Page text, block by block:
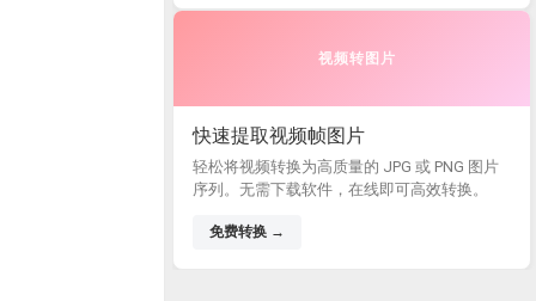
视频转图片
快速提取视频帧图片
轻松将视频转换为高质量的 JPG 或 PNG 图片
序列。无需下载软件，在线即可高效转换。
免费转换 →